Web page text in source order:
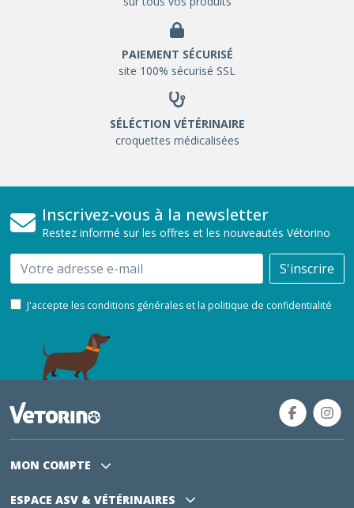
PAIEMENT SÉCURISÉ
site 100% sécurisé SSL
SÉLÉCTION VÉTÉRINAIRE
croquettes médicalisées
Inscrivez-vous à la newsletter
Restez informé sur les offres et les nouveautés Vétorino
Email S'inscrire
J'accepte les conditions générales et la politique de confidentialité
MON COMPTE
ESPACE ASV & VÉTÉRINAIRES